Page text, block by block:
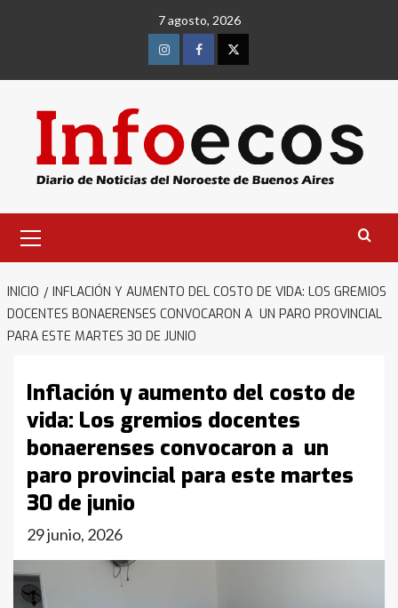
7 agosto, 2026
InstagramFacebookTwitter
primario
INICIO
INFLACIÓN Y AUMENTO DEL COSTO DE VIDA: LOS GREMIOS
DOCENTES BONAERENSES CONVOCARON A UN PARO PROVINCIAL
PARA ESTE MARTES 30 DE JUNIO
Inflación y aumento del costo de
vida: Los gremios docentes
bonaerenses convocaron a un
paro provincial para este martes
30 de junio
29 junio, 2026